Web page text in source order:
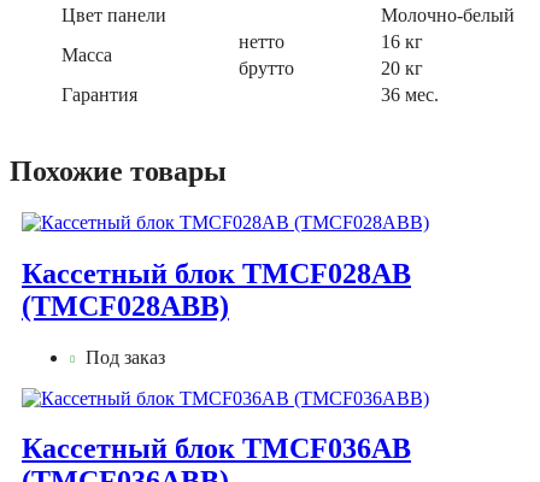
Цвет панели
Молочно-белый
Масса
нетто
16 кг
брутто
20 кг
Гарантия
36 мес.
Похожие товары
Кассетный блок TMCF028AB
(TMCF028ABB)
Под заказ
Кассетный блок TMCF036AB